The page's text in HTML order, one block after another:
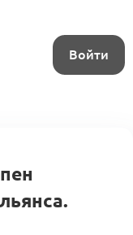
Войти